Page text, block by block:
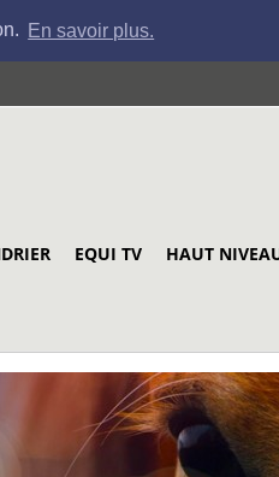
En savoir plus.
EQUI TV HAUT